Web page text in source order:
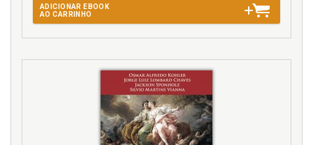
ADICIONAR EBOOK
AO CARRINHO